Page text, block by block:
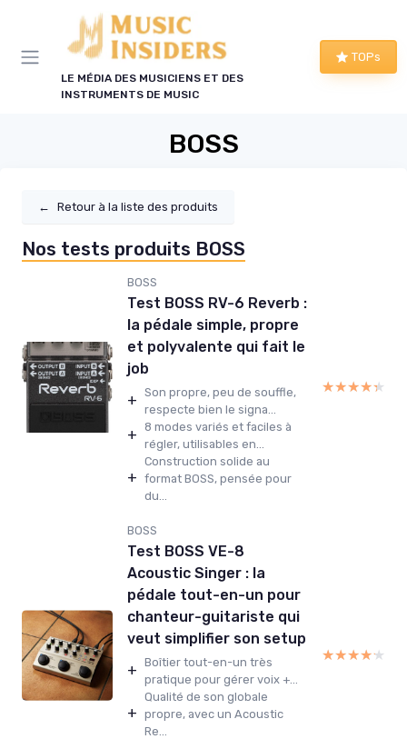
LE MÉDIA DES MUSICIENS ET DES
INSTRUMENTS DE MUSIC
TOPs
BOSS
← Retour à la liste des produits
Nos tests produits BOSS
BOSS
Test BOSS RV-6 Reverb :
la pédale simple, propre
et polyvalente qui fait le
job
+ Son propre, peu de souffle,
respecte bien le signa...
+
8 modes variés et faciles à
régler, utilisables en...
+
Construction solide au
format BOSS, pensée pour
du...
★★★★★
★★★★★
BOSS
Test BOSS VE-8
Acoustic Singer : la
pédale tout-en-un pour
chanteur-guitariste qui
veut simplifier son setup
+ Boîtier tout-en-un très
pratique pour gérer voix +...
+
Qualité de son globale
propre, avec un Acoustic
Re...
★★★★★
★★★★★
Panneau de gestion des cookies